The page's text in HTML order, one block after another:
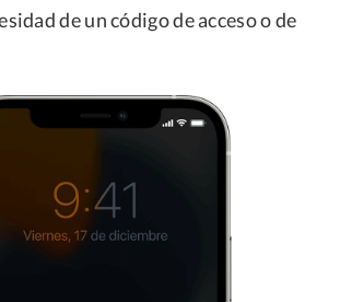
de un código de acceso o de